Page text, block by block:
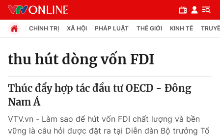
Chuyên mục
Chính trị
Xã hội
CHÍNH TRỊ XÃ HỘI PHÁP LUẬT THẾ GIỚI KINH TẾ
thu hút dòng vốn FDI
Thúc đẩy hợp tác đầu tư OECD - Đông
Nam Á
VTV.vn - Làm sao để hút vốn FDI chất lượng và bền
vững là câu hỏi được đặt ra tại Diễn đàn Bộ trưởng Tổ